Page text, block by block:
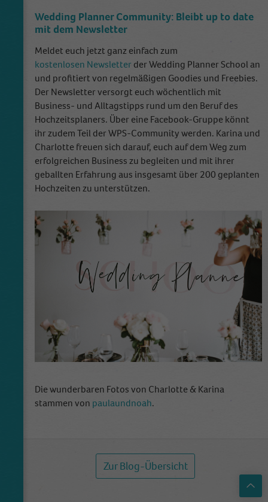
Wedding Planner Community: Bleibt up to date
mit dem Newsletter
Meldet euch jetzt ganz einfach zum
kostenlosen Newsletter der Wedding Planner School an
und profitiert von regelmäßigen Goodies und Freebies.
Der Newsletter versorgt euch wöchentlich mit
Business- und Alltagstipps rund um den Beruf des
Hochzeitsplaners. Über eine Facebook-Gruppe könnt
ihr zudem Teil der WPS-Community werden. Karina und
Charlotte freuen sich darauf, euch auf dem Weg zum
erfolgreichen Business zu begleiten und mit ihrer
geballten Erfahrung aus insgesamt über 200 geplanten
Hochzeiten zu unterstützen.
Die wunderbaren Fotos von Charlotte & Karina
stammen von paulaundnoah.
Zur Blog-Übersicht
Top